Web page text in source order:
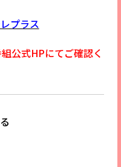
プラス
公式HPにてご確認く